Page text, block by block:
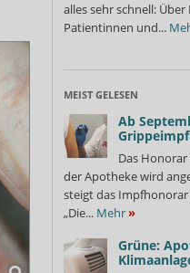
alles sehr schnell:
Patientinnen und...
MEIST GELESEN
Ab
Das
der Apotheke wird
steigt das
„Die... Mehr»
Grüne: